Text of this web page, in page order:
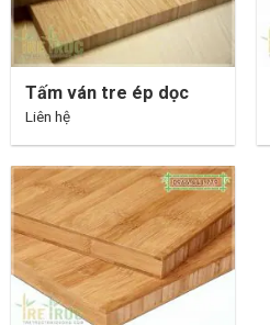
Tấm ván tre ép dọc
Liên hệ